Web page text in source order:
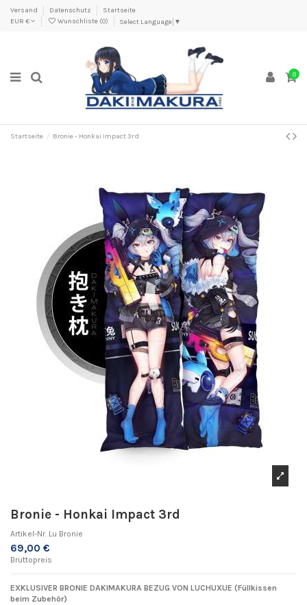
Versand Datenschutz
Startseite
EUR €
Wunschliste (0) Select Language ▼
0
Startseite Bronie - Honkai Impact 3rd
Bronie - Honkai Impact 3rd
Artikel-Nr. Lu Bronie
69,00 €
Bruttopreis
EXKLUSIVER BRONIE DAKIMAKURA BEZUG VON LUCHUXUE (Füllkissen
beim Zubehör)